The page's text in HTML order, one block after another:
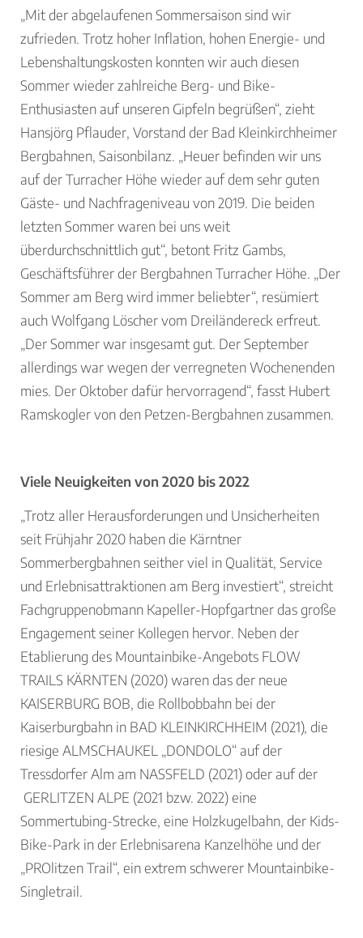
„Mit der abgelaufenen Sommersaison sind wir
zufrieden. Trotz hoher Inflation, hohen Energie- und
Lebenshaltungskosten konnten wir auch diesen
Sommer wieder zahlreiche Berg- und Bike-
Enthusiasten auf unseren Gipfeln begrüßen“, zieht
Hansjörg Pflauder, Vorstand der Bad Kleinkirchheimer
Bergbahnen, Saisonbilanz. „Heuer befinden wir uns
auf der Turracher Höhe wieder auf dem sehr guten
Gäste- und Nachfrageniveau von 2019. Die beiden
letzten Sommer waren bei uns weit
überdurchschnittlich gut“, betont Fritz Gambs,
Geschäftsführer der Bergbahnen Turracher Höhe. „Der
Sommer am Berg wird immer beliebter“, resümiert
auch Wolfgang Löscher vom Dreiländereck erfreut.
„Der Sommer war insgesamt gut. Der September
allerdings war wegen der verregneten Wochenenden
mies. Der Oktober dafür hervorragend“, fasst Hubert
Ramskogler von den Petzen-Bergbahnen zusammen.
Viele Neuigkeiten von 2020 bis 2022
„Trotz aller Herausforderungen und Unsicherheiten
seit Frühjahr 2020 haben die Kärntner
Sommerbergbahnen seither viel in Qualität, Service
und Erlebnisattraktionen am Berg investiert“, streicht
Fachgruppenobmann Kapeller-Hopfgartner das große
Engagement seiner Kollegen hervor. Neben der
Etablierung des Mountainbike-Angebots FLOW
TRAILS KÄRNTEN (2020) waren das der neue
KAISERBURG BOB, die Rollbobbahn bei der
Kaiserburgbahn in BAD KLEINKIRCHHEIM (2021), die
riesige ALMSCHAUKEL „DONDOLO“ auf der
Tressdorfer Alm am NASSFELD (2021) oder auf der
GERLITZEN ALPE (2021 bzw. 2022) eine
Sommertubing-Strecke, eine Holzkugelbahn, der Kids-
Bike-Park in der Erlebnisarena Kanzelhöhe und der
„PROlitzen Trail“, ein extrem schwerer Mountainbike-
Singletrail.